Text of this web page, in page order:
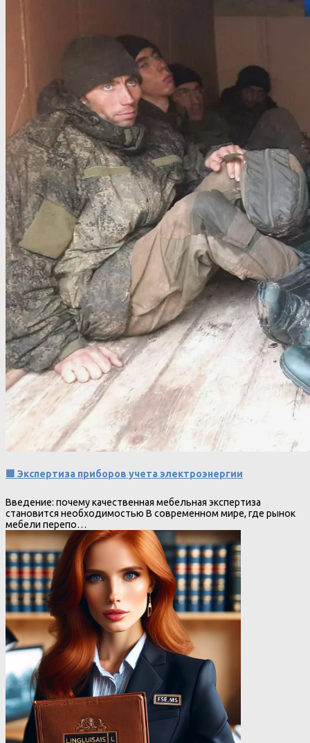
🟩 Экспертиза приборов учета электроэнергии
Введение: почему качественная мебельная экспертиза
становится необходимостью В современном мире, где рынок
мебели перепо…